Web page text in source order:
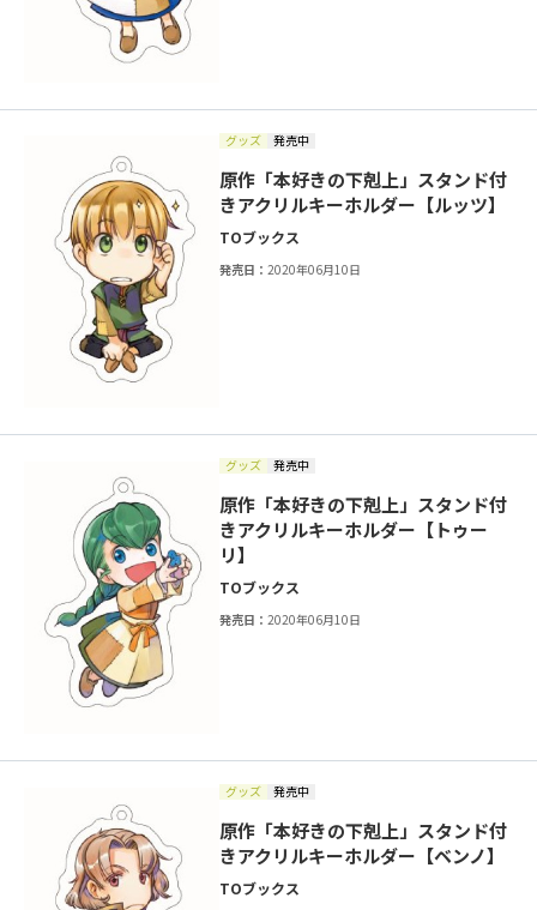
グッズ 発売中
原作「本好きの下剋上」スタンド付
きアクリルキーホルダー【ルッツ】
TOブックス
発売日：2020年06月10日
グッズ 発売中
原作「本好きの下剋上」スタンド付
きアクリルキーホルダー【トゥー
リ】
TOブックス
発売日：2020年06月10日
グッズ 発売中
原作「本好きの下剋上」スタンド付
きアクリルキーホルダー【ベンノ】
TOブックス